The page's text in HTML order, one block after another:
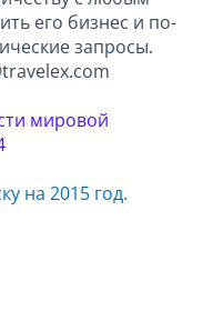
его бизнес и по-
запросы.
мировой
на 2015 год.